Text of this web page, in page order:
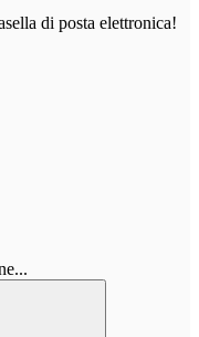
di posta elettronica!